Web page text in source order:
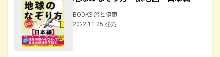
BOOKS 旅と健康
2022.11.25 発売